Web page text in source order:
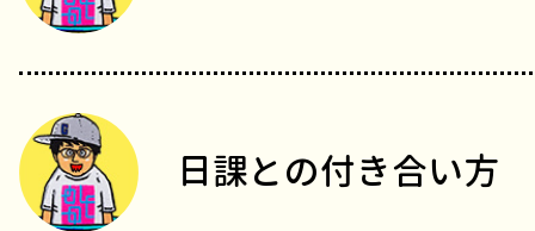
日課との付き合い方